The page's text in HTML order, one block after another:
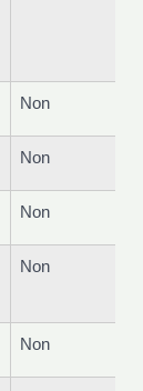
Non
Non
Non
Non
Non